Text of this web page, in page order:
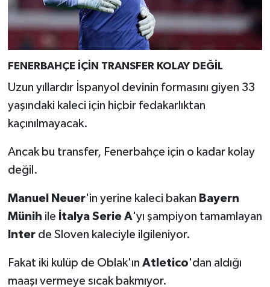
FENERBAHÇE İÇİN TRANSFER KOLAY DEĞİL
Uzun yıllardır İspanyol devinin formasını giyen 33
yaşındaki kaleci için hiçbir fedakarlıktan
kaçınılmayacak.
Ancak bu transfer, Fenerbahçe için o kadar kolay
değil.
Manuel Neuer'in yerine kaleci bakan Bayern
Münih ile İtalya Serie A'yı şampiyon tamamlayan
Interde Sloven kaleciyle ilgileniyor.
Fakat iki kulüp de Oblak'ın Atletico'dan aldığı
maaşı vermeye sıcak bakmıyor.